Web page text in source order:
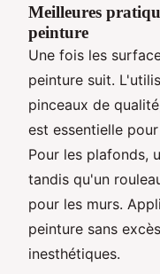
Meilleures
peinture
Une fois les
peinture suit.
pinceaux de
est essentielle
Pour les plafonds,
tandis qu'un
pour les murs.
peinture sans
inesthétiques.